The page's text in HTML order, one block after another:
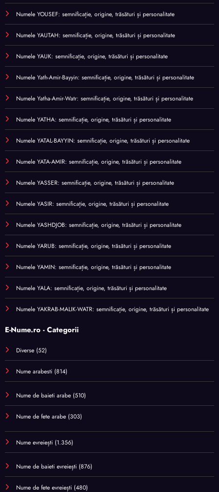
Numele YOUSEF: semnificație, origine, trăsături și personalitate
Numele YAUTAH: semnificație, origine, trăsături și personalitate
Numele YAUK: semnificație, origine, trăsături și personalitate
Numele Yath-Amir-Bayyin: semnificație, origine, trăsături și personalitate
Numele Yatha-Amir-Watr: semnificație, origine, trăsături și personalitate
Numele YATHA: semnificație, origine, trăsături și personalitate
Numele YATAL-BAYYIN: semnificație, origine, trăsături și personalitate
Numele YATA-AMIR: semnificație, origine, trăsături și personalitate
Numele YASSER: semnificație, origine, trăsături și personalitate
Numele YASIR: semnificație, origine, trăsături și personalitate
Numele YASHDJOB: semnificație, origine, trăsături și personalitate
Numele YARUB: semnificație, origine, trăsături și personalitate
Numele YAMIN: semnificație, origine, trăsături și personalitate
Numele YALA: semnificație, origine, trăsături și personalitate
Numele YAKRAB-MALIK-WATR: semnificație, origine, trăsături și personalitate
E-Nume.ro - Categorii
Diverse (52)
Nume arabesti (814)
Nume de baieti arabe (510)
Nume de fete arabe (303)
Nume evreiești (1.356)
Nume de baieti evreiești (876)
Nume de fete evreiești (480)